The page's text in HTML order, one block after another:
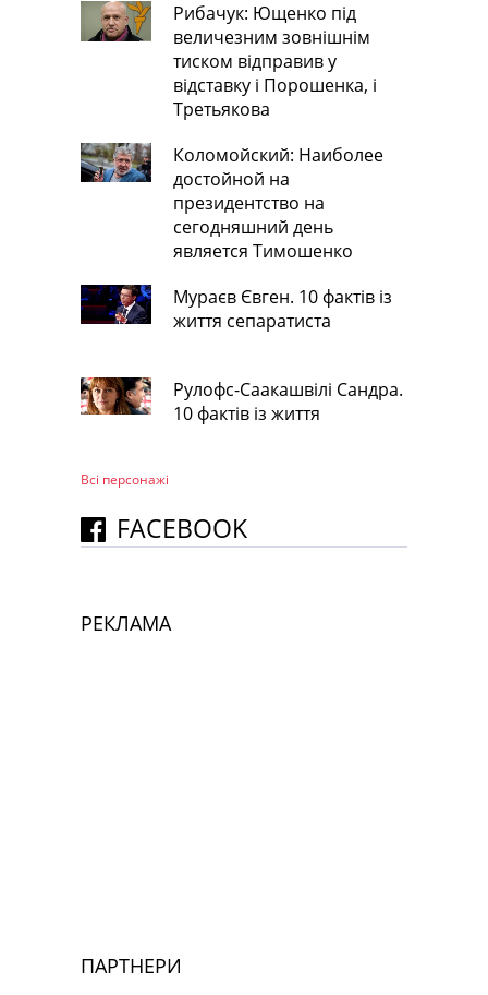
Рибачук: Ющенко під
величезним зовнішнім
тиском відправив у
відставку і Порошенка, і
Третьякова
Коломойский: Наиболее
достойной на
президентство на
сегодняшний день
является Тимошенко
Мураєв Євген. 10 фактів із
життя сепаратиста
Рулофс-Саакашвілі Сандра.
10 фактів із життя
Всі персонажi
FACEBOOK
РЕКЛАМА
ПАРТНЕРИ